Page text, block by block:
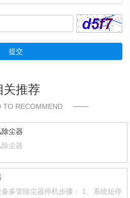
提交
关推荐
TO RECOMMEND
尘器
尘器
多管除尘器停机步骤： 1、系统短停